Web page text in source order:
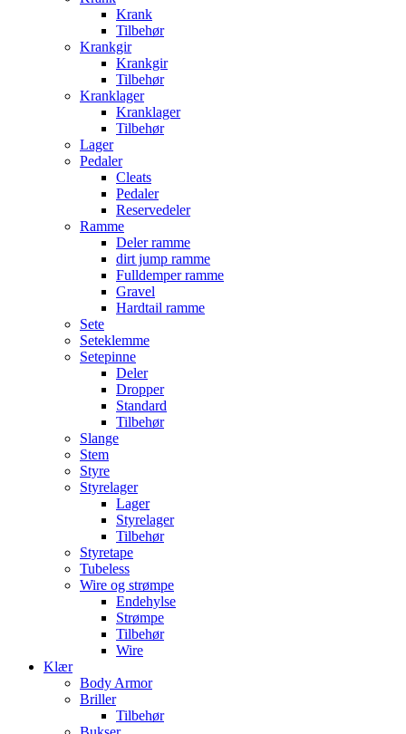
Krank
Tilbehør
Krankgir
Krankgir
Tilbehør
Kranklager
Kranklager
Tilbehør
Lager
Pedaler
Cleats
Pedaler
Reservedeler
Ramme
Deler ramme
dirt jump ramme
Fulldemper ramme
Gravel
Hardtail ramme
Sete
Seteklemme
Setepinne
Deler
Dropper
Standard
Tilbehør
Slange
Stem
Styre
Styrelager
Lager
Styrelager
Tilbehør
Styretape
Tubeless
Wire og strømpe
Endehylse
Strømpe
Tilbehør
Wire
Klær
Body Armor
Briller
Tilbehør